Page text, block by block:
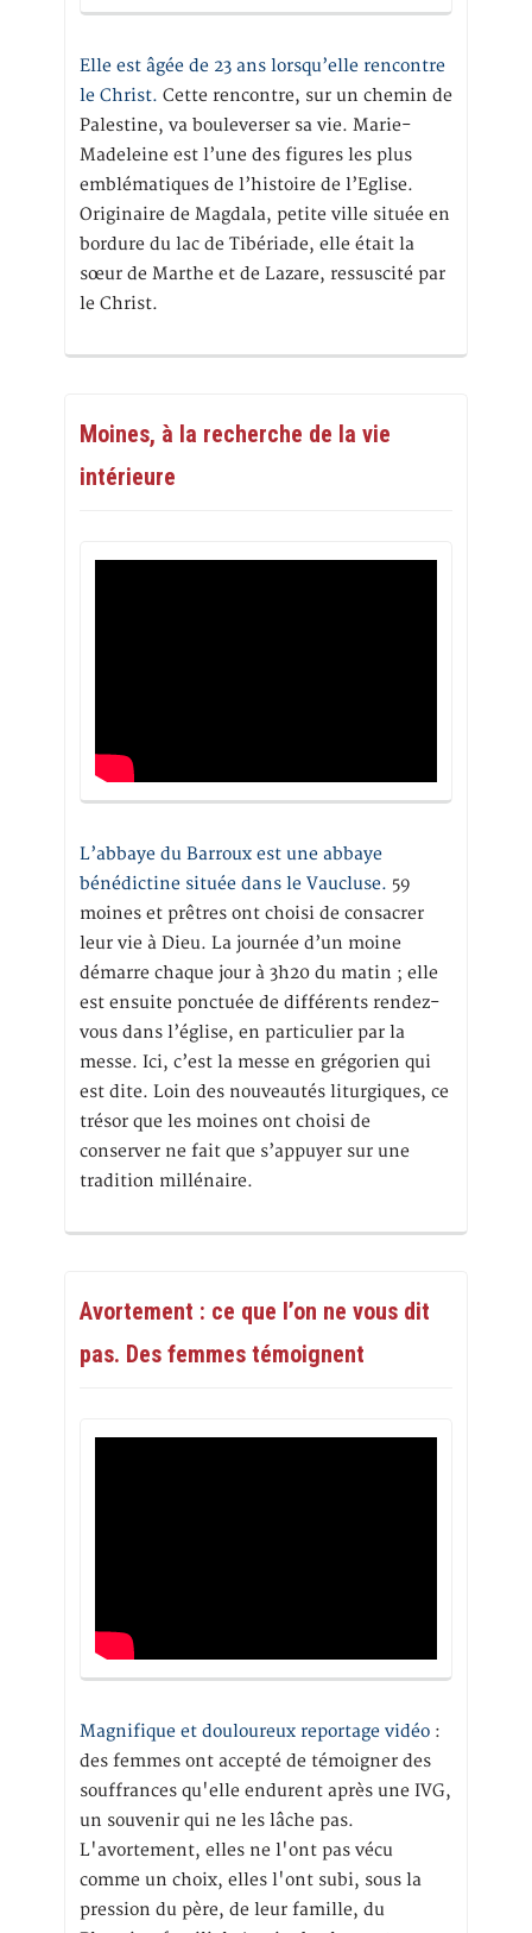
Elle est âgée de 23 ans lorsqu’elle rencontre
le Christ. Cette rencontre, sur un chemin de
Palestine, va bouleverser sa vie. Marie-
Madeleine est l’une des figures les plus
emblématiques de l’histoire de l’Eglise.
Originaire de Magdala, petite ville située en
bordure du lac de Tibériade, elle était la
sœur de Marthe et de Lazare, ressuscité par
le Christ.
Moines, à la recherche de la vie
intérieure
L’abbaye du Barroux est une abbaye
bénédictine située dans le Vaucluse. 59
moines et prêtres ont choisi de consacrer
leur vie à Dieu. La journée d’un moine
démarre chaque jour à 3h20 du matin ; elle
est ensuite ponctuée de différents rendez-
vous dans l’église, en particulier par la
messe. Ici, c’est la messe en grégorien qui
est dite. Loin des nouveautés liturgiques, ce
trésor que les moines ont choisi de
conserver ne fait que s’appuyer sur une
tradition millénaire.
Avortement : ce que l’on ne vous dit
pas. Des femmes témoignent
Magnifique et douloureux reportage vidéo :
des femmes ont accepté de témoigner des
souffrances qu'elle endurent après une IVG,
un souvenir qui ne les lâche pas.
L'avortement, elles ne l'ont pas vécu
comme un choix, elles l'ont subi, sous la
pression du père, de leur famille, du